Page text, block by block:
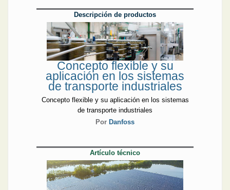
Descripción de productos
Concepto flexible y su
aplicación en los sistemas
de transporte industriales
Concepto flexible y su aplicación en los sistemas
de transporte industriales
Por Danfoss
Artículo técnico